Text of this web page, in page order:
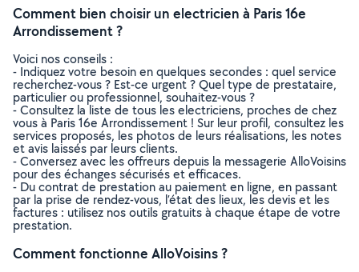
Comment bien choisir un electricien à Paris 16e
Arrondissement ?
Voici nos conseils :
- Indiquez votre besoin en quelques secondes : quel service
recherchez-vous ? Est-ce urgent ? Quel type de prestataire,
particulier ou professionnel, souhaitez-vous ?
- Consultez la liste de tous les electriciens, proches de chez
vous à Paris 16e Arrondissement ! Sur leur profil, consultez les
services proposés, les photos de leurs réalisations, les notes
et avis laissés par leurs clients.
- Conversez avec les offreurs depuis la messagerie AlloVoisins
pour des échanges sécurisés et efficaces.
- Du contrat de prestation au paiement en ligne, en passant
par la prise de rendez-vous, l’état des lieux, les devis et les
factures : utilisez nos outils gratuits à chaque étape de votre
prestation.
Comment fonctionne AlloVoisins ?